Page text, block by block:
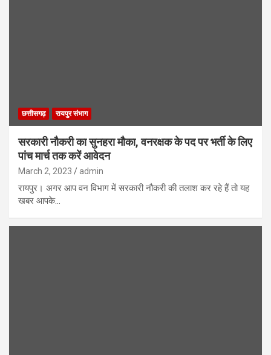
छत्तीसगढ़ रायपुर संभाग
सरकारी नौकरी का सुनहरा मौका, वनरक्षक के पद पर भर्ती के लिए
पांच मार्च तक करें आवेदन
March 2, 2023 admin
रायपुर। अगर आप वन विभाग में सरकारी नौकरी की तलाश कर रहे हैं तो यह
खबर आपके…